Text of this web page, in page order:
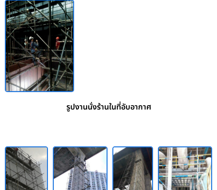
รูปงานนั่งร้านในที่อับอากาศ